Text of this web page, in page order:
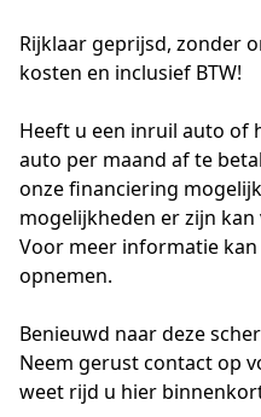
Rijklaar geprijsd, zonder
kosten en inclusief BTW!
Heeft u een inruil auto of
auto per maand af te
onze financiering
mogelijkheden er zijn kan
Voor meer informatie
opnemen.
Benieuwd naar deze
Neem gerust contact op
weet rijd u hier